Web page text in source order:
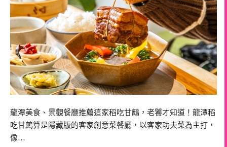
龍潭美食、景觀餐廳推薦這家稻吃甘鷓，老饕才知道！龍潭稻
吃甘鷓算是隱藏版的客家創意菜餐廳，以客家功夫菜為主打，
像…